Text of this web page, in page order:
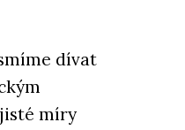
dívat
míry